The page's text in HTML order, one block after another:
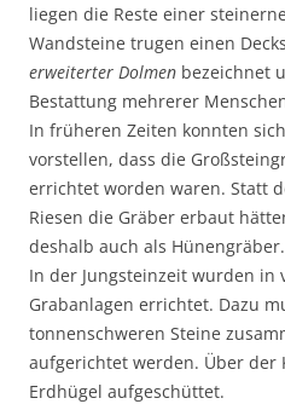
liegen die Reste einer
Wandsteine trugen einen
erweiterter Dolmen bezeichnet
Bestattung mehrerer
In früheren Zeiten konnten
vorstellen, dass die
errichtet worden waren. Statt
Riesen die Gräber erbaut
deshalb auch als Hünengräber.
In der Jungsteinzeit wurden in
Grabanlagen errichtet. Dazu
tonnenschweren Steine
aufgerichtet werden. Über der
Erdhügel aufgeschüttet.